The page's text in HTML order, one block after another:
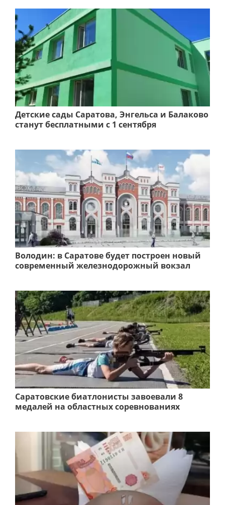
Детские сады Саратова, Энгельса и Балаково
станут бесплатными с 1 сентября
Володин: в Саратове будет построен новый
современный железнодорожный вокзал
Саратовские биатлонисты завоевали 8
медалей на областных соревнованиях